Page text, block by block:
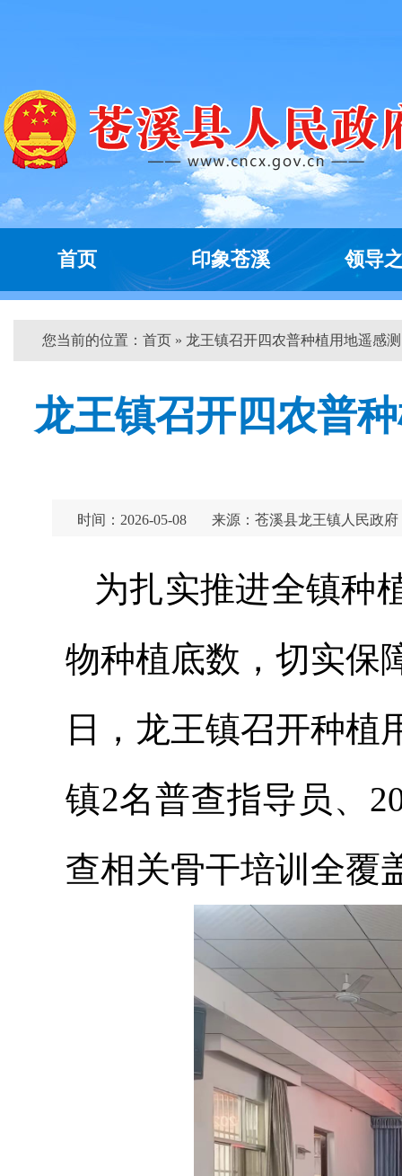
首页 印象苍溪 领导
您当前的位置： 首页 » 龙王镇召开四农普种植用地遥感
龙王镇召开四农普
时间：2026-05-08 来源：苍溪县龙王镇人民政府
为扎实推进全镇种
物种植底数，切实保
日，龙王镇召开种植
镇2名普查指导员、
查相关骨干培训全覆